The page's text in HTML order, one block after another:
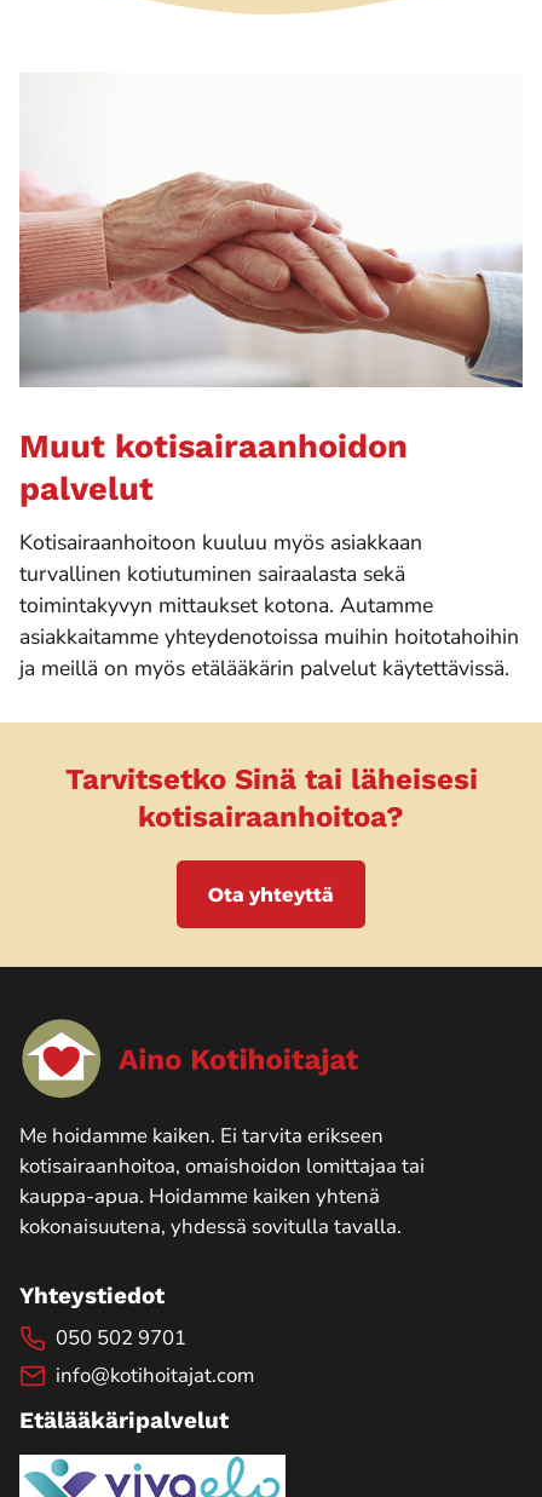
Muut kotisairaanhoidon
palvelut
Kotisairaanhoitoon kuuluu myös asiakkaan
turvallinen kotiutuminen sairaalasta sekä
toimintakyvyn mittaukset kotona. Autamme
asiakkaitamme yhteydenotoissa muihin hoitotahoihin
ja meillä on myös etälääkärin palvelut käytettävissä.
Tarvitsetko Sinä tai läheisesi
kotisairaanhoitoa?
Ota yhteyttä
Me hoidamme kaiken. Ei tarvita erikseen
kotisairaanhoitoa, omaishoidon lomittajaa tai
kauppa-apua. Hoidamme kaiken yhtenä
kokonaisuutena, yhdessä sovitulla tavalla.
Yhteystiedot
050 502 9701
info@kotihoitajat.com
Etälääkäripalvelut